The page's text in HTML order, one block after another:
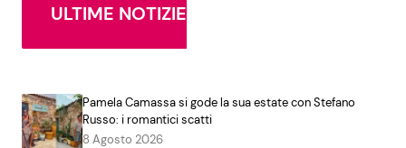
ULTIME NOTIZIE
Pamela Camassa si gode la sua estate con Stefano
Russo: i romantici scatti
8 Agosto 2026